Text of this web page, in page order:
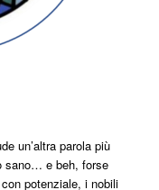
un’altra parola più
sano… e beh, forse
potenziale, i nobili